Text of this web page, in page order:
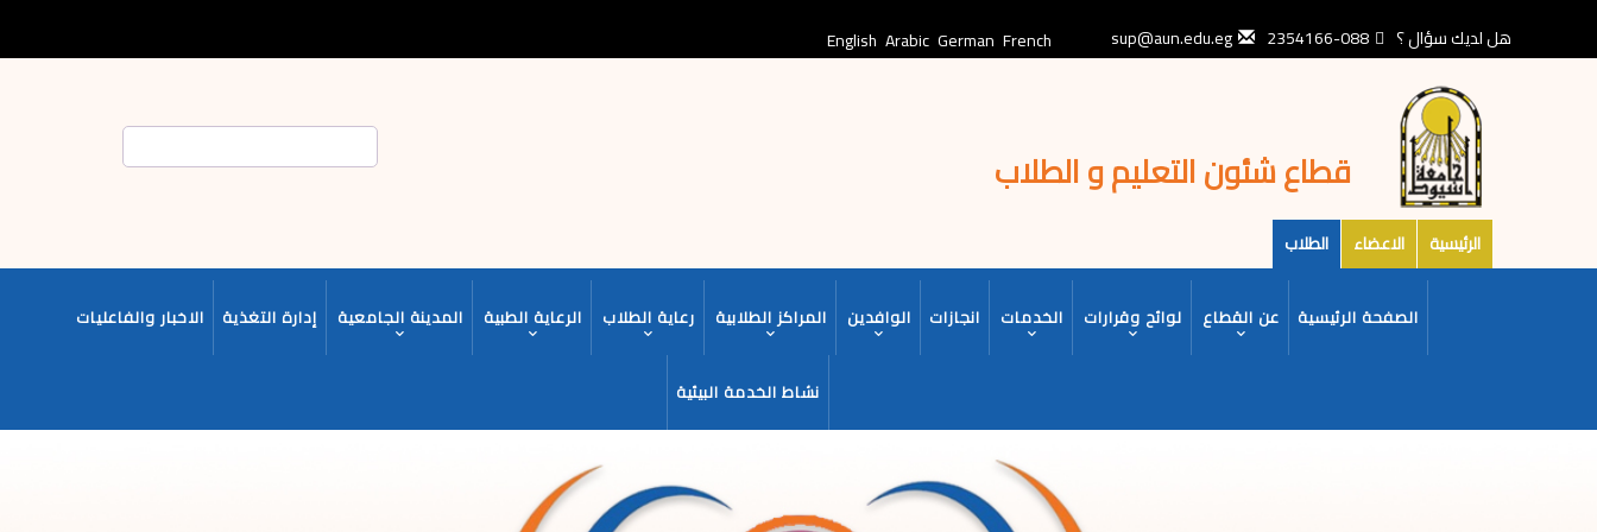
المحتوى
هل لديك سؤال ؟ 088-2354166
sup@aun.edu.eg
English Arabic German French
قطاع شئون التعليم و الطلاب
بحث
الرئيسية الاعضاء الطلاب
NAVIGATION
الصفحة الرئيسية عن القطاع لوائح وقرارات الخدمات انجازات الوافدين المراكز الطلابية رعاية الطلاب الرعاية الطبية المدينة الجامعية إدارة التغذية الاخبار والفاعليات
نشاط الخدمة البيئية